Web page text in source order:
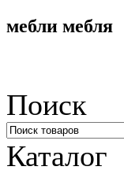
мебли мебля
Поиск
Каталог